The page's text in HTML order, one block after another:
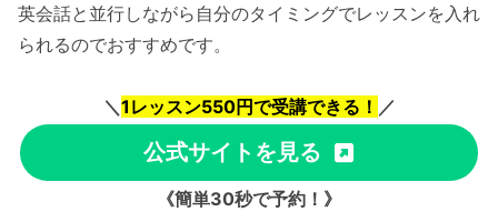
英会話と並行しながら自分のタイミングでレッスンを入れ
られるのでおすすめです。
＼1レッスン550円で受講できる！ ／
公式サイトを見る
《簡単30秒で予約！》